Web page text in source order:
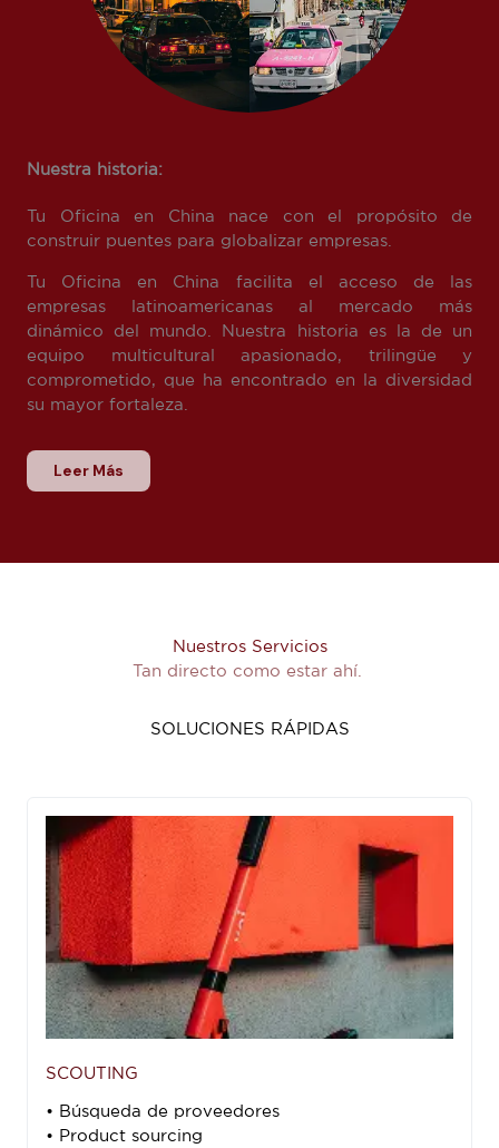
Nuestra historia:
Tu Oficina en China nace con el propósito de
construir puentes para globalizar empresas.
Tu Oficina en China facilita el acceso de las
empresas latinoamericanas al mercado más
dinámico del mundo. Nuestra historia es la de un
equipo multicultural apasionado, trilingüe y
comprometido, que ha encontrado en la diversidad
su mayor fortaleza.
Leer Más
Nuestros Servicios
Tan directo como estar ahí.
SOLUCIONES RÁPIDAS
SCOUTING
• Búsqueda de proveedores
• Product sourcing